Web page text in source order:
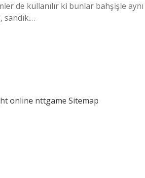
de kullanılır ki bunlar bahşişle aynı
online nttgame Sitemap